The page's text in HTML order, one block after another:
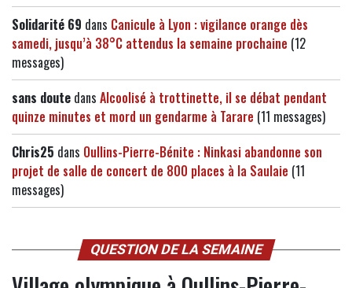
Solidarité 69 dans Canicule à Lyon : vigilance orange dès
samedi, jusqu’à 38°C attendus la semaine prochaine (12
messages)
sans doute dans Alcoolisé à trottinette, il se débat pendant
quinze minutes et mord un gendarme à Tarare (11 messages)
Chris25 dans Oullins-Pierre-Bénite : Ninkasi abandonne son
projet de salle de concert de 800 places à la Saulaie (11
messages)
QUESTION DE LA SEMAINE